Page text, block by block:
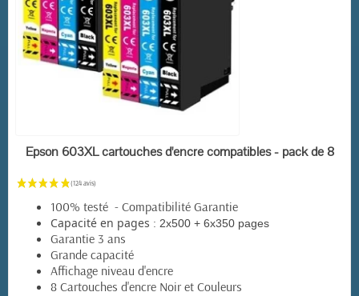
EN STOCK
Epson 603XL cartouches d'encre compatibles - pack de 8
100% testé - Compatibilité Garantie
Capacité en pages : 2x500 + 6x350 pages
Garantie 3 ans
Grande capacité
Affichage niveau d'encre
8 Cartouches d'encre Noir et Couleurs